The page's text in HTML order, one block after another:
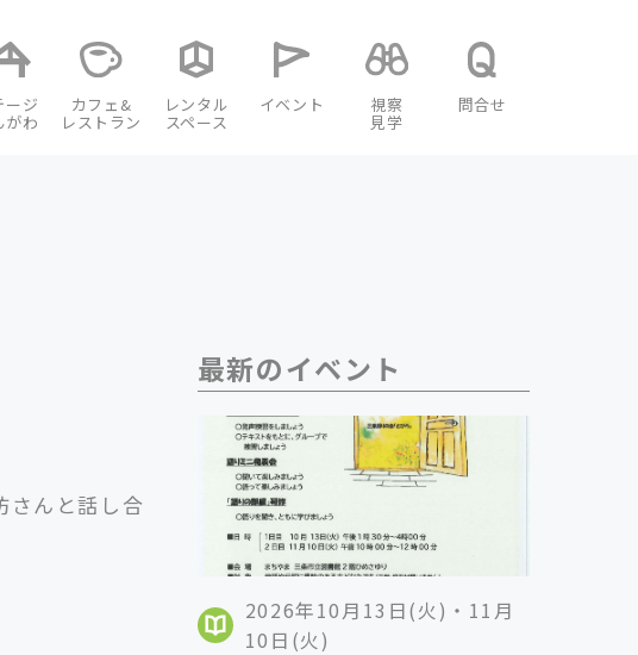
ージ
がわ
カフェ&
レストラン
レンタル
スペース
イベント 視察
見学
問合せ
さんと話し合
最新のイベント
2026年10月13日(火)・11月
10日(火)